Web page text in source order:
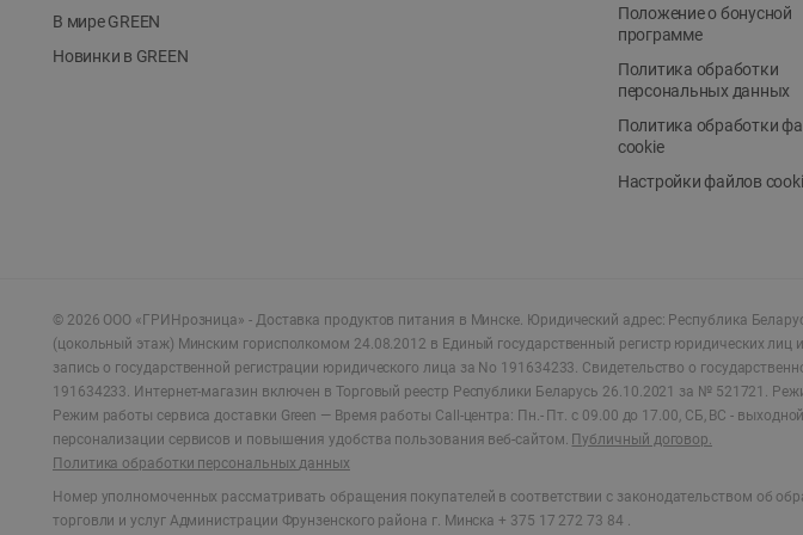
В мире GREEN
Новинки в GREEN
Положение о бонусной
программе
Политика обработки
персональных данных
Политика обработки
cookie
Настройки файлов
© 2026 ООО «ГРИНрозница» - Доставка продуктов питания в Минске. Юридический адрес: Республика
(цокольный этаж) Минским горисполкомом 24.08.2012 в Единый государственный регистр юридических лиц
запись о государственной регистрации юридического лица за No 191634233. Свидетельство о
191634233. Интернет-магазин включен в Торговый реестр Республики Беларусь 26.10.2021 за № 521721.
Режим работы сервиса доставки Green — Время работы Call-центра: Пн.- Пт. с 09.00 до 17.00, СБ, ВС - выходной
персонализации сервисов и повышения удобства пользования веб-сайтом. Публичный договор.
Политика обработки персональных данных
Номер уполномоченных рассматривать обращения покупателей в соответствии с законодательством об
торговли и услуг Администрации Фрунзенского района г. Минска + 375 17 272 73 84 .